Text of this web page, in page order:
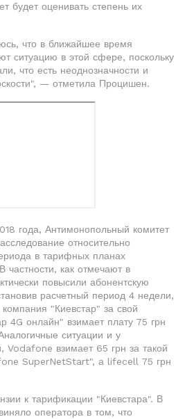
будет оценивать степень их
что в ближайшее время
ситуацию в этой сфере, поскольку
что есть неоднозначности и
— отметила Процишен.
года, Антимонопольный комитет
относительно
в тарифных планах
частности, как отмечают в
повысили абонентскую
расчетный период 4 недели,
"Киевстар" за свой
4G онлайн" взимает плату 75 грн
ситуации и у
Vodafone взимает 65 грн за такой
SuperNetStart", а lifecell 75 грн
к тарификации "Киевстара". В
оператора в том, что